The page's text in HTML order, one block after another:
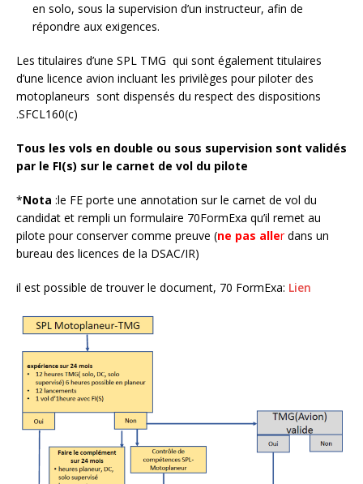
en solo, sous la supervision d’un instructeur, afin de
répondre aux exigences.
Les titulaires d’une SPL TMG qui sont également titulaires
d’une licence avion incluant les privilèges pour piloter des
motoplaneurs sont dispensés du respect des dispositions
.SFCL160(c)
Tous les vols en double ou sous supervision sont validés
par le FI(s) sur le carnet de vol du pilote
*Nota :le FE porte une annotation sur le carnet de vol du
candidat et rempli un formulaire 70FormExa qu’il remet au
pilote pour conserver comme preuve (ne pas allerdans un
bureau des licences de la DSAC/IR)
il est possible de trouver le document, 70 FormExa: Lien